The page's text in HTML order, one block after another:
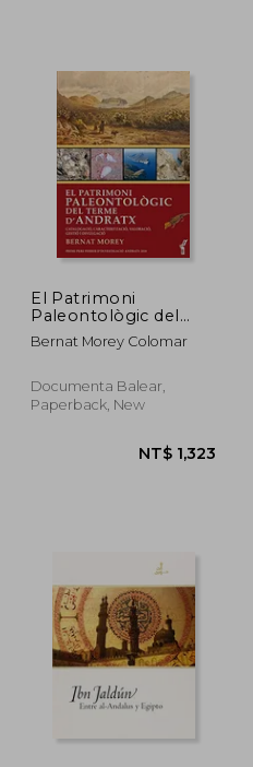
NT$
NT$
El Patrimoni
Paleontològic del
Terme D’Andratx:
Catalogació,
Valoració, Gestió i
Divulgació: 71 (Arbre
Bernat Morey Colomar
Documenta Balear,
Paperback, New